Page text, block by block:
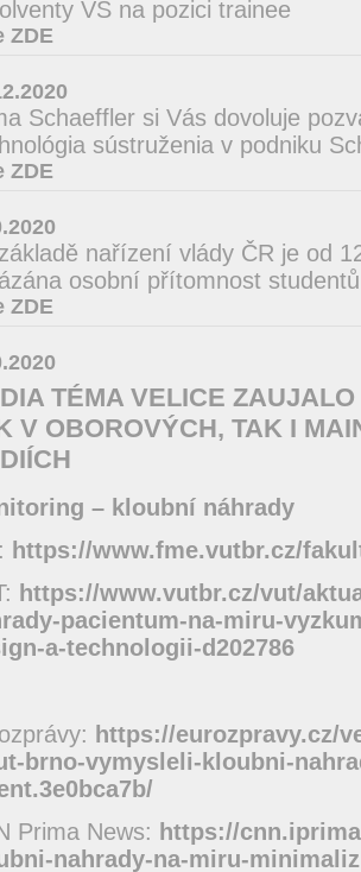
VŠ na pozici trainee
ZDE
Schaeffler si Vás dovoluje
sústruženia v podniku
ZDE
nařízení vlády ČR je od
osobní přítomnost
ZDE
TÉMA VELICE
V OBOROVÝCH, TAK I
– kloubní náhrady
https://www.fme.vutbr.cz/
https://www.vutbr.cz/vut/
pacientum-na-miru-
a-technologii-d202786
https://eurozpravy.cz/
brno-vymysleli-kloubni-
Prima News: https://
nahrady-na-miru-